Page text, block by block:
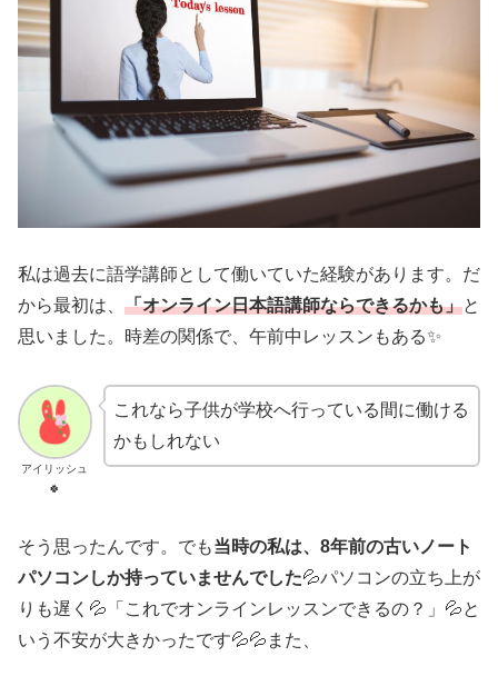
私は過去に語学講師として働いていた経験があります。だ
から最初は、 「オンライン日本語講師ならできるかも」と
思いました。時差の関係で、午前中レッスンもある✨
アイリッシュ
🍀
これなら子供が学校へ行っている間に働ける
かもしれない
そう思ったんです。でも当時の私は、8年前の古いノート
パソコンしか持っていませんでした💦パソコンの立ち上が
りも遅く💦「これでオンラインレッスンできるの？」💦と
いう不安が大きかったです💦💦また、